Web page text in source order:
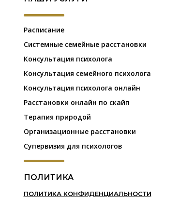
Расписание
Системные семейные расстановки
Консультация психолога
Консультация семейного психолога
Консультация психолога онлайн
Расстановки онлайн по скайп
Терапия природой
Организационные расстановки
Супервизия для психологов
ПОЛИТИКА
ПОЛИТИКА КОНФИДЕНЦИАЛЬНОСТИ